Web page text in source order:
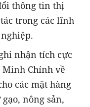
thông tin thị
trong các lĩnh
nhận tích cực
Minh Chính về
các mặt hàng
nông sản,